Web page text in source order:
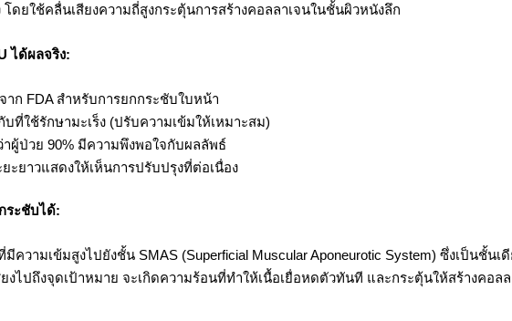
ดยใช้คลื่นเสียงความถี่สูงกระตุ้นการสร้างคอลลาเจนในชั้นผิวหนังลึก
ได้ผลจริง:
าก FDA สำหรับการยกกระชับใบหน้า
บที่ใช้รักษามะเร็ง (ปรับความเข้มให้เหมาะสม)
ผู้ป่วย 90% มีความพึงพอใจกับผลลัพธ์
ะยาวแสดงให้เห็นการปรับปรุงที่ต่อเนื่อง
ระชับได้:
ามเข้มสูงไปยังชั้น SMAS (Superficial Muscular Aponeurotic System) ซึ่งเป็นชั้น
งไปถึงจุดเป้าหมาย จะเกิดความร้อนที่ทำให้เนื้อเยื่อหดตัวทันที และกระตุ้นให้สร้างคอล